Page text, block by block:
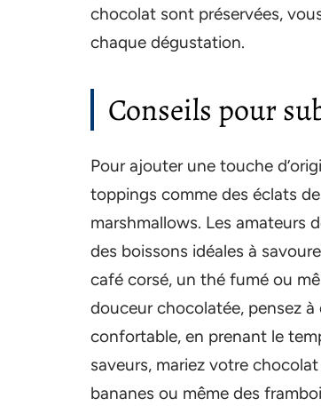
chocolat sont préservées,
chaque dégustation.
Conseils pour
Pour ajouter une touche
toppings comme des éclats
marshmallows. Les amateurs
des boissons idéales à
café corsé, un thé fumé ou
douceur chocolatée, pensez
confortable, en prenant le
saveurs, mariez votre
bananes ou même des